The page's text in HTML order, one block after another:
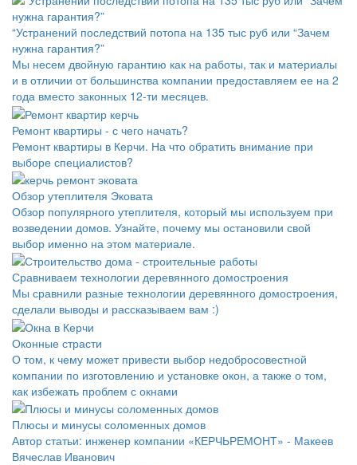
“Устранений последствий потопа на 135 тыс руб или “Зачем
нужна гарантия?”
Мы несем двойную гарантию как на работы, так и материалы
и в отличии от большинства компании предоставляем ее на 2
года вместо законных 12-ти месяцев.
Ремонт квартиры - с чего начать?
Ремонт квартиры в Керчи. На что обратить внимание при
выборе специалистов?
Обзор утеплителя Эковата
Обзор популярного утеплителя, который мы используем при
возведении домов. Узнайте, почему мы остановили свой
выбор именно на этом материале.
Сравниваем технологии деревянного домостроения
Мы сравнили разные технологии деревянного домостроения,
сделали выводы и рассказываем вам :)
Оконные страсти
О том, к чему может привести выбор недобросовестной
компании по изготовлению и установке окон, а также о том,
как избежать проблем с окнами
Плюсы и минусы соломенных домов
Автор статьи: инженер компании «КЕРЧЬРЕМОНТ» - Макеев
Вячеслав Иванович